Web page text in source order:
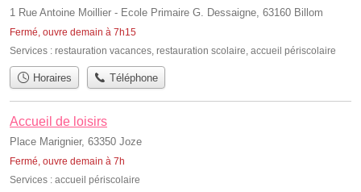
1 Rue Antoine Moillier - Ecole Primaire G. Dessaigne, 63160 Billom
Fermé, ouvre demain à 7h15
Services : restauration vacances restauration scolaire accueil périscolaire
Horaires Téléphone
Accueil de loisirs
Place Marignier, 63350 Joze
Fermé, ouvre demain à 7h
Services : accueil périscolaire